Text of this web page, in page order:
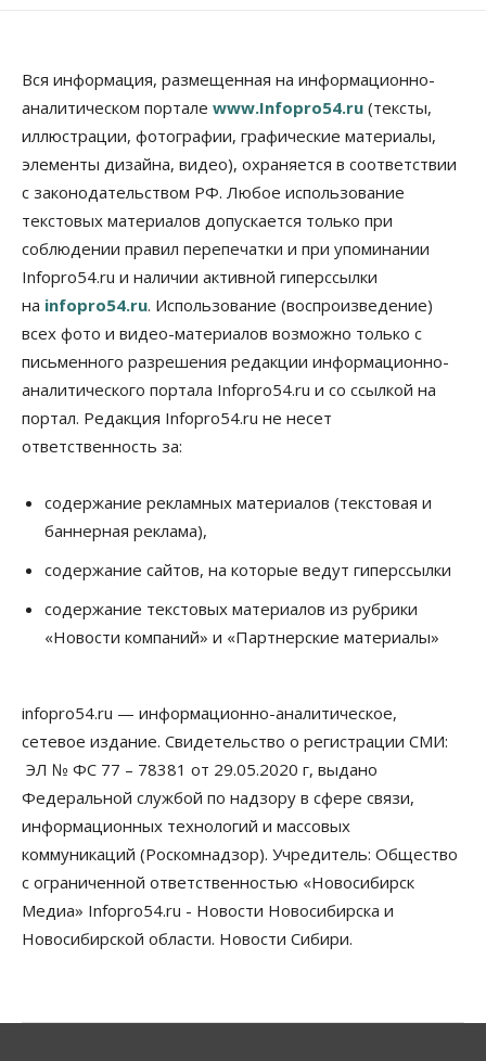
Роспотребнадзор изъял почти полторы тонны
мяса в Новосибирской области
07 Августа 2026, 15:00
Финансы
Расходы новосибирцев на спорт выросли на 40%
за полгода
07 Августа 2026, 14:35
Сибирские аграрии увеличивают посевы горчицы
07 Августа 2026, 14:00
Власть
В Новосибирске многодетным семьям вручили
сертификаты на покупку автомобилей
07 Августа 2026, 13:55
Авто Общество
07 Августа 2026, 13:00
Школы, библиотеки, пешеходные тротуары:
социальных объектах
07 Августа 2026, 12:35
на выходных
07 Августа 2026, 12:00
Жители Новосибирска смогут добровольно
повысить свою пенсию
07 Августа 2026, 11:30
Общество
Деньгами будут распоряжаться дети: в десяти
школах Новосибирской области введут
инициативное бюджетирование
Вся информация, размещенная на информационно-
аналитическом портале www.Infopro54.ru (тексты,
иллюстрации, фотографии, графические материалы,
элементы дизайна, видео), охраняется в соответствии
с законодательством РФ. Любое использование
текстовых материалов допускается только при
соблюдении правил перепечатки и при упоминании
Infopro54.ru и наличии активной гиперссылки
на infopro54.ru. Использование (воспроизведение)
всех фото и видео-материалов возможно только с
письменного разрешения редакции информационно-
аналитического портала Infopro54.ru и со ссылкой на
портал. Редакция Infopro54.ru не несет
ответственность за:
содержание рекламных материалов (текстовая и
баннерная реклама),
содержание сайтов, на которые ведут гиперссылки
содержание текстовых материалов из рубрики
«Новости компаний» и «Партнерские материалы»
infopro54.ru — информационно-аналитическое,
сетевое издание. Свидетельство о регистрации СМИ:
ЭЛ № ФС 77 – 78381 от 29.05.2020 г, выдано
Федеральной службой по надзору в сфере связи,
информационных технологий и массовых
коммуникаций (Роскомнадзор). Учредитель: Общество
с ограниченной ответственностью «Новосибирск
Медиа» Infopro54.ru - Новости Новосибирска и
Новосибирской области. Новости Сибири.